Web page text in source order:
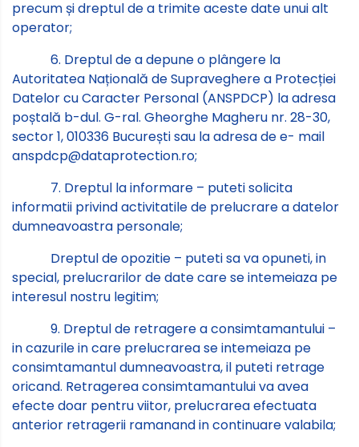
precum și dreptul de a trimite aceste date unui alt
operator;
6. Dreptul de a depune o plângere la
Autoritatea Națională de Supraveghere a Protecției
Datelor cu Caracter Personal (ANSPDCP) la adresa
poștală b-dul. G-ral. Gheorghe Magheru nr. 28-30,
sector 1, 010336 București sau la adresa de e- mail
anspdcp@dataprotection.ro;
7. Dreptul la informare – puteti solicita
informatii privind activitatile de prelucrare a datelor
dumneavoastra personale;
Dreptul de opozitie – puteti sa va opuneti, in
special, prelucrarilor de date care se intemeiaza pe
interesul nostru legitim;
9. Dreptul de retragere a consimtamantului –
in cazurile in care prelucrarea se intemeiaza pe
consimtamantul dumneavoastra, il puteti retrage
oricand. Retragerea consimtamantului va avea
efecte doar pentru viitor, prelucrarea efectuata
anterior retragerii ramanand in continuare valabila;